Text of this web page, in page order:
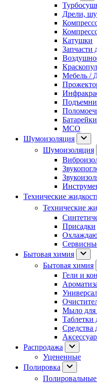
Дрели,
Катушки
Запчасти
Мебель /
Батарейки
МСО
Шумоизоляция
Шумоизоляция
Технические
Технические
Присадки
Бытовая химия
Бытовая химия
Гели и
Мыло для
Таблетки
Средства
Распродажа
Уцененные
Полировка